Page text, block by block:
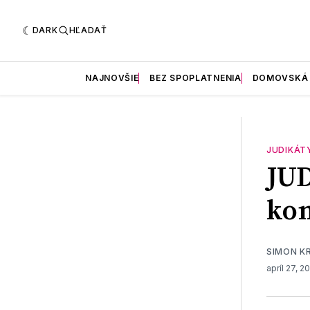
DARK HĽADAŤ
NAJNOVŠIE BEZ SPOPLATNENIA
SIMON
apríl 27,